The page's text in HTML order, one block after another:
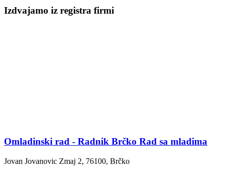
Izdvajamo iz registra firmi
Omladinski rad - Radnik Brčko Rad sa mladima
Jovan Jovanovic Zmaj 2, 76100, Brčko